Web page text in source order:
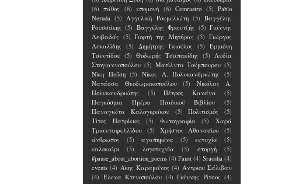
(6)
πάθος (6) υπομονή (6) Comrastro (5) Pablo
Neruda (5) Αγγελική Ρουμελιώτη (5) Βαγγέλης
Ρουσσάκης (5) Βαγγέλης Φραντζής (5) Γιάννης
Λειβαδάς (5) Γιορτή της Μητέρας (5) Γιώργος
Ασκαλίδης
(5) Δημήτρης Γκιούλος (5)
Ερμιόνη
Τσεντίδου (5) Θοδωρής Τσαπακίδης (5) Λυδία
Στογιαννοπούλου (5) Ματίλντα Τούμπουρου (5)
Νίκη Παΐση (5) Νίκος Α. Πολυκανδριώτης
(5)
Νατάσσα Θεοδωρακοπούλου
(5)
Νικόλας Α.
Πολυκανδριώτης
(5) Πέτρος Κανάνα
(5)
Παγκόσμια Ημέρα Παιδικού Βιβλίου
(5)
Παναγιώτα Καλογεράκου
(5) Πολιτισμός
(5)
Τίτος Πατρίκιος
(5) Φωτογραφία (5)
Χαρά
Τριανταφυλλίδου
(5) Χρήστος Αθανασίου
(5)
άνθρωπος
(5) αγαπημένα (5) ευτυχία
(5)
καλοκαίρι
(5) λογοτεχνία (5) στοργή
(5)
#pause_about_abortion_poems (4) Faust (4) Sraosha (4)
events (4) Άκης Καραμάνος (4) Άντριου Σάλιβαν
(4) Έλενα Kτενοπούλου (4) Γιάννης Ρίτσος (4)